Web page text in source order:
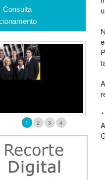
Consulta
1 2 3 4